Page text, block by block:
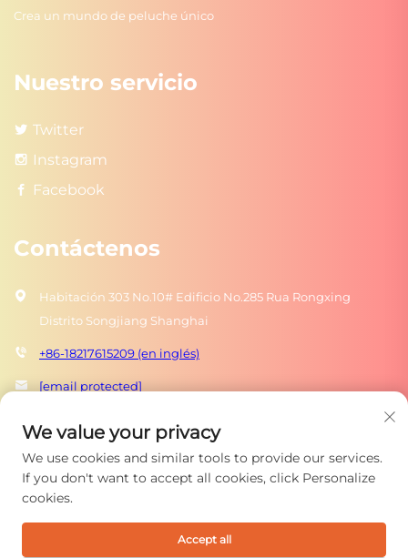
Crea un mundo de peluche único
Nuestro servicio
Twitter
Instagram
Facebook
Contáctenos
Habitación 303 No.10# Edificio No.285 Rua Rongxing
Distrito Songjiang Shanghai
+86-18217615209 (en inglés)
[email protected]
ENVIAR
Derechos de autor © 2025 Shanghai Rongtuo Toys Co., Ltd. Todos
We value your privacy
We use cookies and similar tools to provide our services.
If you don't want to accept all cookies, click Personalize
cookies.
Accept all